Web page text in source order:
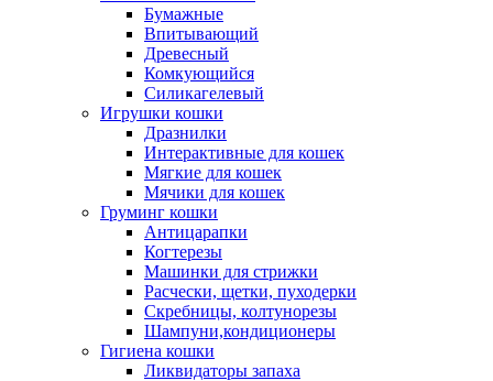
Бумажные
Впитывающий
Древесный
Комкующийся
Силикагелевый
Игрушки кошки
Дразнилки
Интерактивные для кошек
Мягкие для кошек
Мячики для кошек
Груминг кошки
Антицарапки
Когтерезы
Машинки для стрижки
Расчески, щетки, пуходерки
Скребницы, колтунорезы
Шампуни,кондиционеры
Гигиена кошки
Ликвидаторы запаха